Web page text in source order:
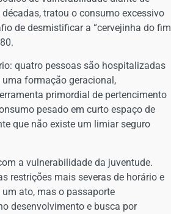
tratou o consumo excessivo
de desmistificar a “cervejinha do fim
quatro pessoas são hospitalizadas
formação geracional,
primordial de pertencimento
pesado em curto espaço de
que não existe um limiar seguro
a vulnerabilidade da juventude.
restrições mais severas de horário e
ato, mas o passaporte
desenvolvimento e busca por